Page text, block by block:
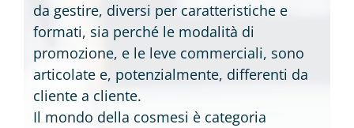
da gestire, diversi per caratteristiche e
formati, sia perché le modalità di
promozione, e le leve commerciali, sono
articolate e, potenzialmente, differenti da
cliente a cliente.
Il mondo della cosmesi è categoria